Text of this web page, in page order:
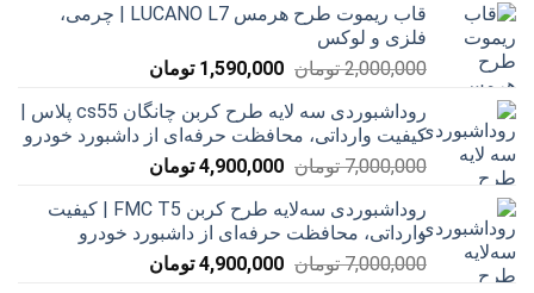
قاب ریموت طرح هرمس LUCANO L7 | چرمی،
فلزی و لوکس
2,000,000 تومان قیمت
2,000,000 تومان
بود.
1,590,000 تومانقیمت
1,590,000 تومان
است.
روداشبوردی سه‌ لایه طرح کربن چانگان cs55 پلاس |
کیفیت وارداتی، محافظت حرفه‌ای از داشبورد خودرو
7,000,000 تومان قیمت
7,000,000 تومان
بود.
4,900,000 تومانقیمت
4,900,000 تومان
است.
روداشبوردی سه‌لایه طرح کربن FMC T5 | کیفیت
وارداتی، محافظت حرفه‌ای از داشبورد خودرو
7,000,000 تومان قیمت
4,900,000 تومانقیمت